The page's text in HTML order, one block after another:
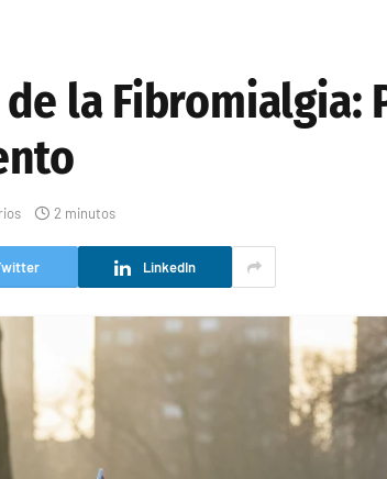
la Fibromialgia:
2 minutos
LinkedIn